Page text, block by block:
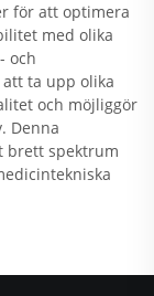
för att optimera
med olika
och
ta upp olika
och möjliggör
Denna
brett spektrum